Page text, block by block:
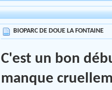
BIOPARC DE DOUE LA FONTAINE
C'est un bon
manque